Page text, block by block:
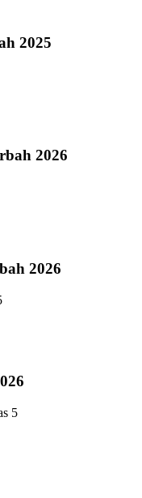
2025
2026
2026
5